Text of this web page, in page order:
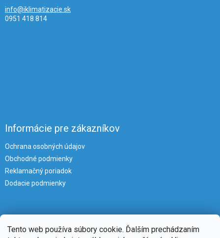
Tento web používa súbory cookie. Ďalším prechádzaním
info@iklimatizacie.sk
0951 418 814
Informácie pre zákazníkov
Ochrana osobných údajov
Obchodné podmienky
Reklamačný poriadok
Dodacie podmienky